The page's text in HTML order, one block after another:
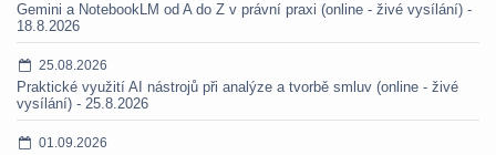
Gemini a NotebookLM od A do Z v právní praxi (online - živé vysílání) -
18.8.2026
25.08.2026
Praktické využití AI nástrojů při analýze a tvorbě smluv (online - živé
vysílání) - 25.8.2026
01.09.2026